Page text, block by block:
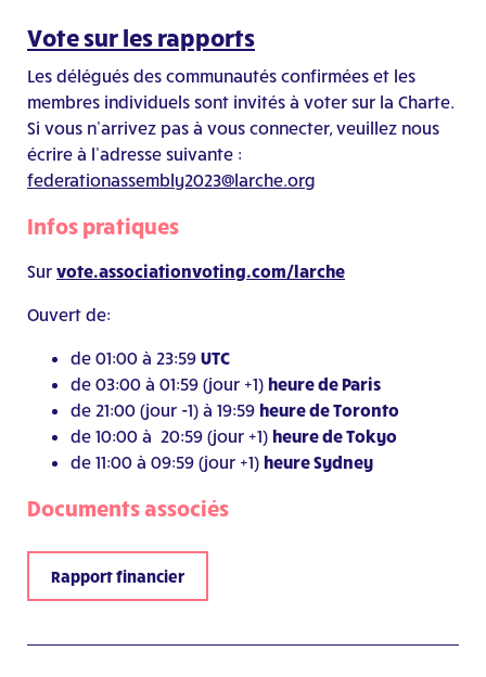
Vote sur les rapports
Les délégués des communautés confirmées et les
membres individuels sont invités à voter sur la Charte.
Si vous n’arrivez pas à vous connecter, veuillez nous
écrire à l’adresse suivante :
federationassembly2023@larche.org
Infos pratiques
Sur vote.associationvoting.com/larche
Ouvert de:
de 01:00 à 23:59 UTC
de 03:00 à 01:59 (jour +1) heure de Paris
de 21:00 (jour -1) à 19:59 heure de Toronto
de 10:00 à 20:59 (jour +1) heure de Tokyo
de 11:00 à 09:59 (jour +1) heureSydney
Documents associés
Rapport financier